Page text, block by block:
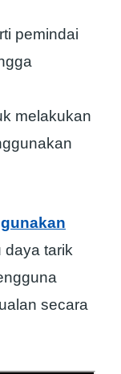
pemindai
melakukan
daya tarik
secara